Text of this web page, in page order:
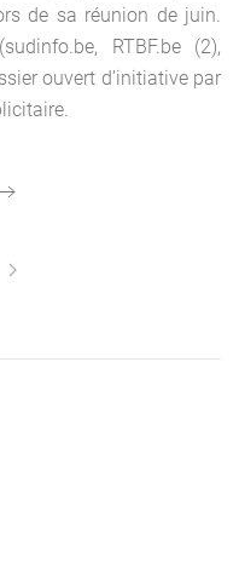
de sa réunion de juin.
RTBF.be (2),
ouvert d’initiative par